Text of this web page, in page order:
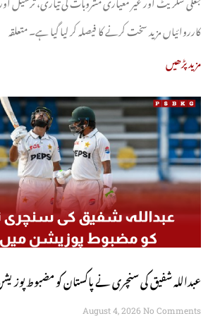
کارروائیاں مزید سخت کرنے کا فیصلہ کر لیا گیا ہے۔ متعلقہ
مزید پڑھیں
عبداللہ شفیق کی سنچری نے پاکستان کو مضبوط پوزیشن
August 4, 2026 No Comments